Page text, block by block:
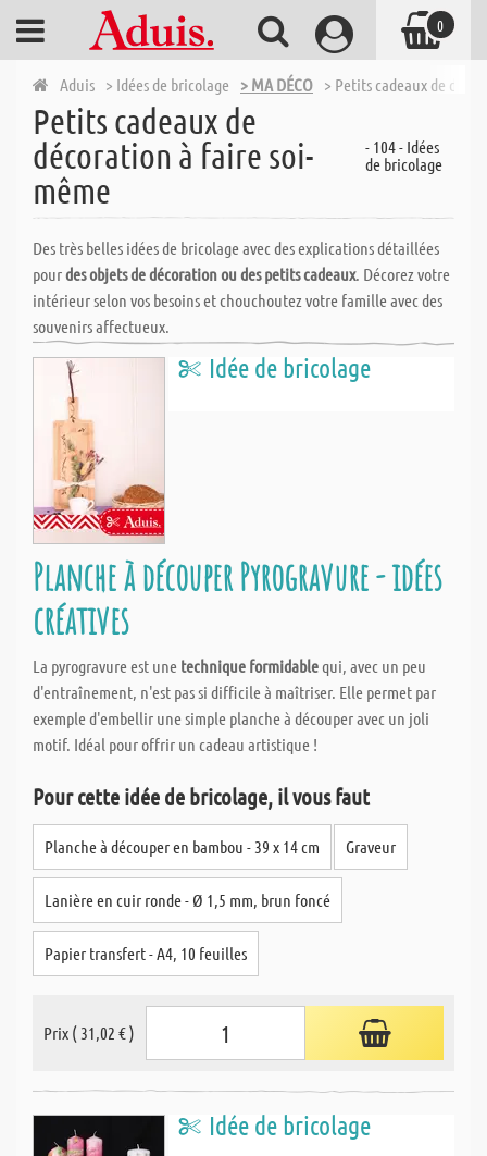
Aduis > Idées de bricolage > MA DÉCO > Petits cadeaux de
Petits cadeaux de
décoration à faire soi-
même
- 104 - Idées
de bricolage
Des très belles idées de bricolage avec des explications détaillées
pourdes objets de décoration ou des petits cadeaux. Décorez votre
intérieur selon vos besoins et chouchoutez votre famille avec des
souvenirs affectueux.
Idée de bricolage
Planche à découper Pyrogravure - idées
créatives
La pyrogravure est une technique formidablequi, avec un peu
d'entraînement, n'est pas si difficile à maîtriser. Elle permet par
exemple d'embellir une simple planche à découper avec un joli
motif. Idéal pour offrir un cadeau artistique !
Pour cette idée de bricolage, il vous faut
Planche à découper en bambou - 39 x 14 cm Graveur
Lanière en cuir ronde - Ø 1,5 mm, brun foncé
Papier transfert - A4, 10 feuilles
Prix ( 31,02 € )
Idée de bricolage
0